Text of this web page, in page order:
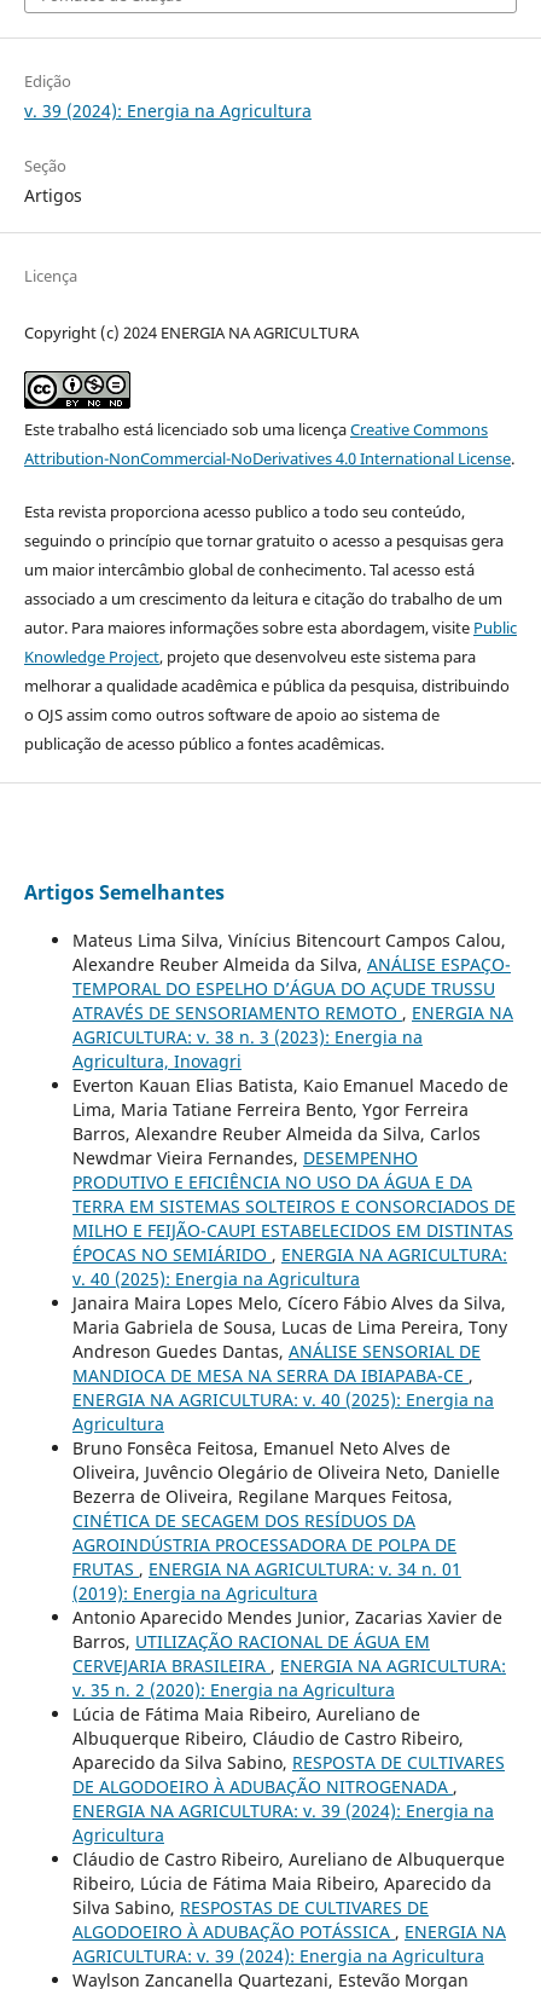
Edição
v. 39 (2024): Energia na Agricultura
Seção
Artigos
Licença
Copyright (c) 2024 ENERGIA NA AGRICULTURA
Este trabalho está licenciado sob uma licençaCreative Commons
Attribution-NonCommercial-NoDerivatives 4.0 International License.
Esta revista proporciona acesso publico a todo seu conteúdo,
seguindo o princípio que tornar gratuito o acesso a pesquisas gera
um maior intercâmbio global de conhecimento. Tal acesso está
associado a um crescimento da leitura e citação do trabalho de um
autor. Para maiores informações sobre esta abordagem, visite Public
Knowledge Project, projeto que desenvolveu este sistema para
melhorar a qualidade acadêmica e pública da pesquisa, distribuindo
o OJS assim como outros software de apoio ao sistema de
publicação de acesso público a fontes acadêmicas.
Artigos Semelhantes
Mateus Lima Silva, Vinícius Bitencourt Campos Calou,
Alexandre Reuber Almeida da Silva, ANÁLISE ESPAÇO-
TEMPORAL DO ESPELHO D’ÁGUA DO AÇUDE TRUSSU
ATRAVÉS DE SENSORIAMENTO REMOTO , ENERGIA NA
AGRICULTURA: v. 38 n. 3 (2023): Energia na
Agricultura, Inovagri
Everton Kauan Elias Batista, Kaio Emanuel Macedo de
Lima, Maria Tatiane Ferreira Bento, Ygor Ferreira
Barros, Alexandre Reuber Almeida da Silva, Carlos
Newdmar Vieira Fernandes, DESEMPENHO
PRODUTIVO E EFICIÊNCIA NO USO DA ÁGUA E DA
TERRA EM SISTEMAS SOLTEIROS E CONSORCIADOS DE
MILHO E FEIJÃO-CAUPI ESTABELECIDOS EM DISTINTAS
ÉPOCAS NO SEMIÁRIDO , ENERGIA NA AGRICULTURA:
v. 40 (2025): Energia na Agricultura
Janaira Maira Lopes Melo, Cícero Fábio Alves da Silva,
Maria Gabriela de Sousa, Lucas de Lima Pereira, Tony
Andreson Guedes Dantas, ANÁLISE SENSORIAL DE
MANDIOCA DE MESA NA SERRA DA IBIAPABA-CE ,
ENERGIA NA AGRICULTURA: v. 40 (2025): Energia na
Agricultura
Bruno Fonsêca Feitosa, Emanuel Neto Alves de
Oliveira, Juvêncio Olegário de Oliveira Neto, Danielle
Bezerra de Oliveira, Regilane Marques Feitosa,
CINÉTICA DE SECAGEM DOS RESÍDUOS DA
AGROINDÚSTRIA PROCESSADORA DE POLPA DE
FRUTAS , ENERGIA NA AGRICULTURA: v. 34 n. 01
(2019): Energia na Agricultura
Antonio Aparecido Mendes Junior, Zacarias Xavier de
Barros, UTILIZAÇÃO RACIONAL DE ÁGUA EM
CERVEJARIA BRASILEIRA , ENERGIA NA AGRICULTURA:
v. 35 n. 2 (2020): Energia na Agricultura
Lúcia de Fátima Maia Ribeiro, Aureliano de
Albuquerque Ribeiro, Cláudio de Castro Ribeiro,
Aparecido da Silva Sabino, RESPOSTA DE CULTIVARES
DE ALGODOEIRO À ADUBAÇÃO NITROGENADA ,
ENERGIA NA AGRICULTURA: v. 39 (2024): Energia na
Agricultura
Cláudio de Castro Ribeiro, Aureliano de Albuquerque
Ribeiro, Lúcia de Fátima Maia Ribeiro, Aparecido da
Silva Sabino, RESPOSTAS DE CULTIVARES DE
ALGODOEIRO À ADUBAÇÃO POTÁSSICA , ENERGIA NA
AGRICULTURA: v. 39 (2024): Energia na Agricultura
Waylson Zancanella Quartezani, Estevão Morgan